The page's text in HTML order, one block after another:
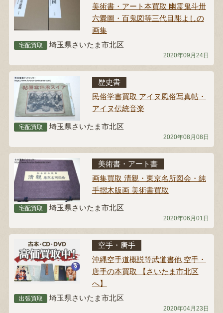
美術書・アート本買取 幽霊鬼斗卅
六釁圖・百鬼図等三代目彫よしの
画集
宅配買取 埼玉県さいたま市北区
2020年09月24日
歴史書
民俗学書買取 アイヌ風俗写真帖・
アイヌ伝統音楽
宅配買取 埼玉県さいたま市北区
2020年08月08日
美術書・アート書
画集買取 清親・東京名所図会・純
手摺木版画 美術書買取
宅配買取 埼玉県さいたま市北区
2020年06月01日
空手・唐手
沖縄空手道概説等武道書他 空手・
唐手の本買取 【さいたま市北区
へ】
出張買取 埼玉県さいたま市北区
2020年04月23日